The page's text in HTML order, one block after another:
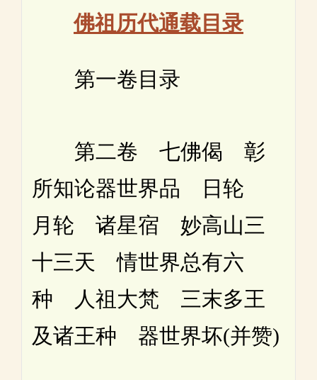
佛祖历代通载目录
第一卷目录
第二卷 七佛偈 彰
所知论器世界品 日轮
月轮 诸星宿 妙高山三
十三天 情世界总有六
种 人祖大梵 三末多王
及诸王种 器世界坏(并赞)